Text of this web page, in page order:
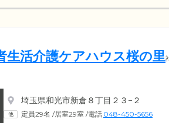
生活介護ケアハウス桜の里
埼玉県和光市新倉８丁目２３−２
定員29名 /居室29室 /電話 048-450-5656